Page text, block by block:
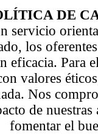
DE
servicio
los
eficacia. Para
valores
Nos
de
fomentar el